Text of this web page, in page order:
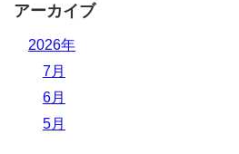
アーカイブ
2026年
7月
6月
5月